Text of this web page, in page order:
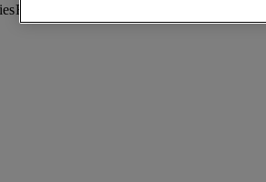
Rekruteringsvoorwaarden